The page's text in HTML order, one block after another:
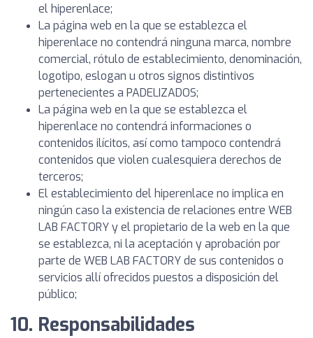
el hiperenlace;
La página web en la que se establezca el
hiperenlace no contendrá ninguna marca, nombre
comercial, rótulo de establecimiento, denominación,
logotipo, eslogan u otros signos distintivos
pertenecientes a PADELIZADOS;
La página web en la que se establezca el
hiperenlace no contendrá informaciones o
contenidos ilícitos, así como tampoco contendrá
contenidos que violen cualesquiera derechos de
terceros;
El establecimiento del hiperenlace no implica en
ningún caso la existencia de relaciones entre WEB
LAB FACTORY y el propietario de la web en la que
se establezca, ni la aceptación y aprobación por
parte de WEB LAB FACTORY de sus contenidos o
servicios allí ofrecidos puestos a disposición del
público;
10. Responsabilidades